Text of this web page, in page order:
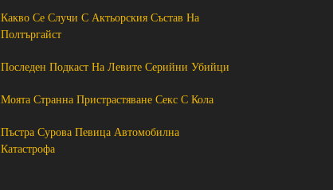
Какво Се Случи С Актьорския Състав На
Полтъргайст
Последен Подкаст На Левите Серийни Убийци
Моята Странна Пристрастяване Секс С Кола
Пъстра Сурова Певица Автомобилна
Катастрофа